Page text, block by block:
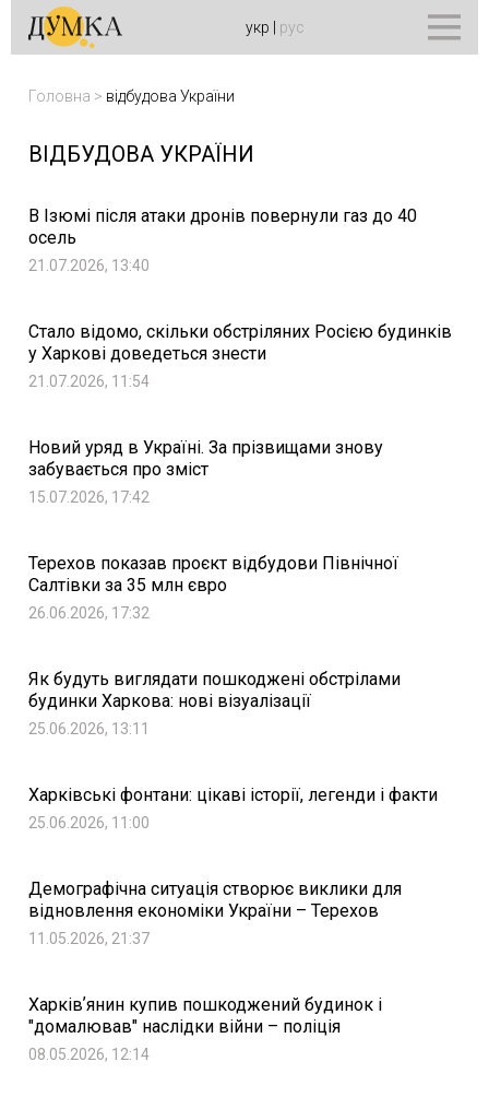
укр рус
Головна > відбудова України
ВІДБУДОВА УКРАЇНИ
В Ізюмі після атаки дронів повернули газ до 40
осель
21.07.2026, 13:40
Стало відомо, скільки обстріляних Росією будинків
у Харкові доведеться знести
21.07.2026, 11:54
Новий уряд в Україні. За прізвищами знову
забувається про зміст
15.07.2026, 17:42
Терехов показав проєкт відбудови Північної
Салтівки за 35 млн євро
26.06.2026, 17:32
Як будуть виглядати пошкоджені обстрілами
будинки Харкова: нові візуалізації
25.06.2026, 13:11
Харківські фонтани: цікаві історії, легенди і факти
25.06.2026, 11:00
Демографічна ситуація створює виклики для
відновлення економіки України – Терехов
11.05.2026, 21:37
Харківʼянин купив пошкоджений будинок і
"домалював" наслідки війни – поліція
08.05.2026, 12:14